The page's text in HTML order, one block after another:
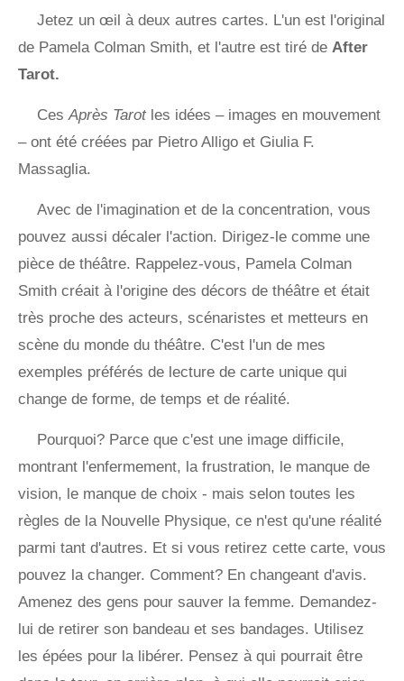
Jetez un œil à deux autres cartes. L'un est l'original
de Pamela Colman Smith, et l'autre est tiré de After
Tarot.
Ces Après Tarotles idées – images en mouvement
– ​​ont été créées par Pietro Alligo et Giulia F.
Massaglia.
Avec de l'imagination et de la concentration, vous
pouvez aussi décaler l'action. Dirigez-le comme une
pièce de théâtre. Rappelez-vous, Pamela Colman
Smith créait à l'origine des décors de théâtre et était
très proche des acteurs, scénaristes et metteurs en
scène du monde du théâtre. C'est l'un de mes
exemples préférés de lecture de carte unique qui
change de forme, de temps et de réalité.
Pourquoi? Parce que c'est une image difficile,
montrant l'enfermement, la frustration, le manque de
vision, le manque de choix - mais selon toutes les
règles de la Nouvelle Physique, ce n'est qu'une réalité
parmi tant d'autres. Et si vous retirez cette carte, vous
pouvez la changer. Comment? En changeant d'avis.
Amenez des gens pour sauver la femme. Demandez-
lui de retirer son bandeau et ses bandages. Utilisez
les épées pour la libérer. Pensez à qui pourrait être